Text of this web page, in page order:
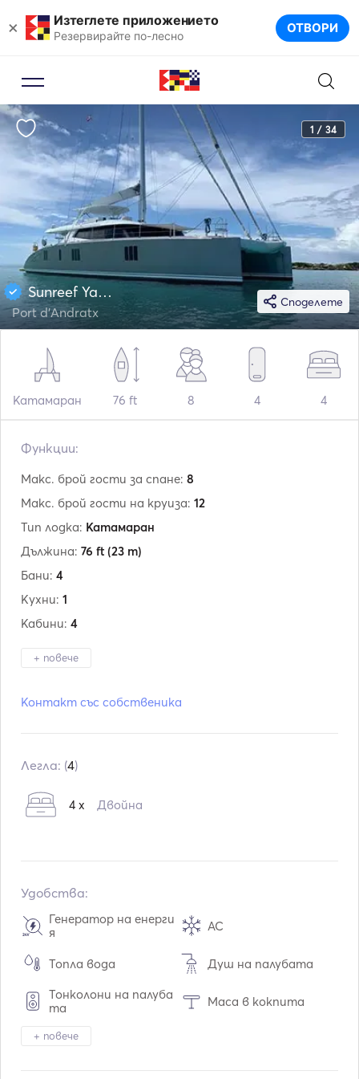
× Изтеглете приложението
Резервирайте по-лесно ОТВОРИ
1 / 34
Споделете
Sunreef Yachts 76
Port d'Andratx
Катамаран 76 ft 8 4 4
Функции:
Макс. брой гости за спане: 8
Макс. брой гости на круиза: 12
Тип лодка: Катамаран
Дължина: 76 ft (23 m)
Бани: 4
Кухни: 1
Кабини: 4
+ повече
Двигатели:
Консумация:20 L /час
Контакт със собственика
Легла: (4)
4 x Двойна
Удобства:
Генератор на енерги
я
AC
Топла вода Душ на палубата
Тонколони на палуба
та
Маса в кокпита
Тендер / лодка
+ повече